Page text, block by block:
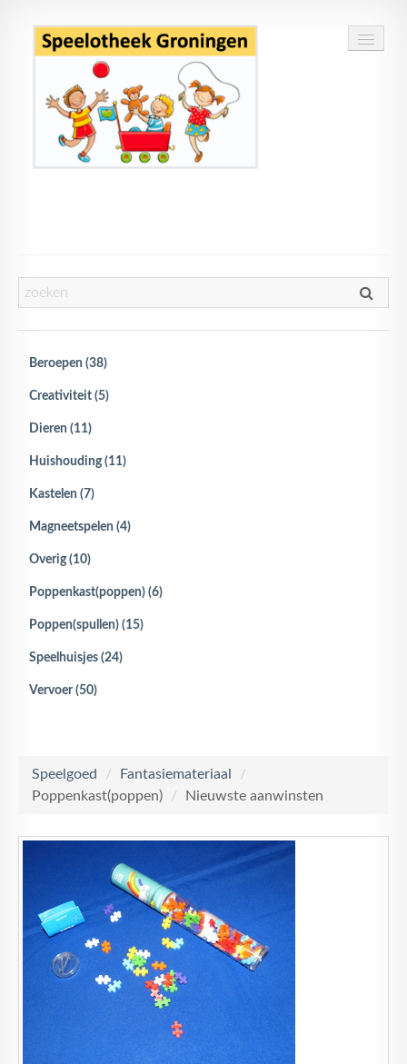
Openingstijden
Routebeschrijving
Contact
Beroepen (38)
Creativiteit (5)
Dieren (11)
Huishouding (11)
Kastelen (7)
Magneetspelen (4)
Overig (10)
Poppenkast(poppen) (6)
Poppen(spullen) (15)
Speelhuisjes (24)
Vervoer (50)
Speelgoed / Fantasiemateriaal
/
Poppenkast(poppen)
/ Nieuwste aanwinsten